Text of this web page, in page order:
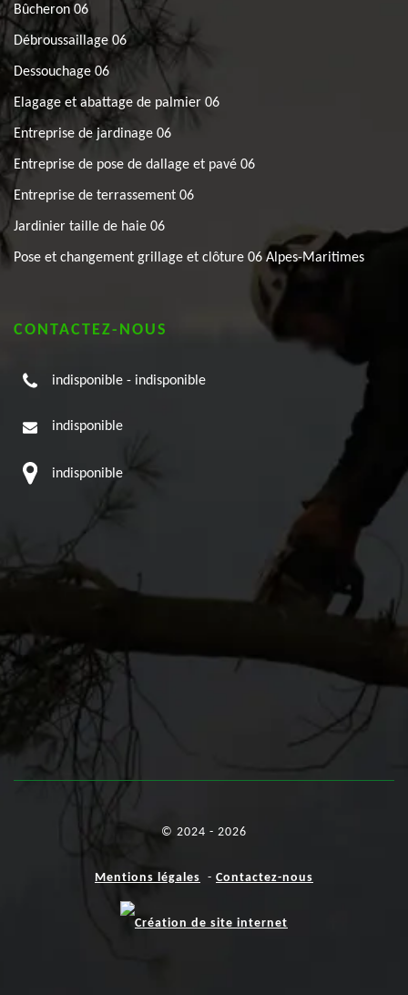
Bûcheron 06
Débroussaillage 06
Dessouchage 06
Elagage et abattage de palmier 06
Entreprise de jardinage 06
Entreprise de pose de dallage et pavé 06
Entreprise de terrassement 06
Jardinier taille de haie 06
Pose et changement grillage et clôture 06 Alpes-Maritimes
CONTACTEZ-NOUS
indisponible - indisponible
indisponible
indisponible
© 2024 - 2026
Mentions légales - Contactez-nous